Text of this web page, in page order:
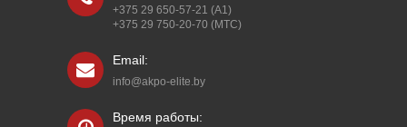
+375 29 650-57-21 (A1)
+375 29 750-20-70 (МТС)
Email:
info@akpo-elite.by
Время работы: